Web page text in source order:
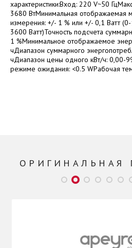
характеристики:Вход: 220 V~50
3680 ВтМинимальная отображаемая
измерения: +/- 1 % или +/- 0,1 Ватт
3600 Ватт)Точность подсчета
1 %Минимальное отображаемое
чДиапазон суммарного
чДиапазон цены одного кВт/ч: 0,00-
режиме ожидания: <0.5 WРабочая
ОРИГИНАЛЬНАЯ